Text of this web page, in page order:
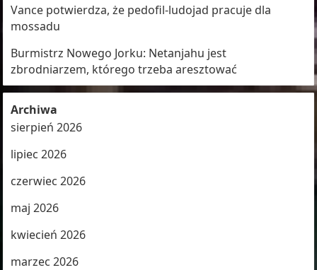
Vance potwierdza, że pedofil-ludojad pracuje dla
mossadu
Burmistrz Nowego Jorku: Netanjahu jest
zbrodniarzem, którego trzeba aresztować
Archiwa
sierpień 2026
lipiec 2026
czerwiec 2026
maj 2026
kwiecień 2026
marzec 2026